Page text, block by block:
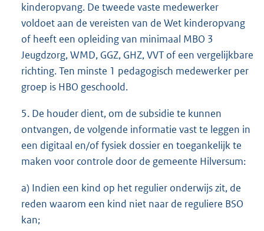
kinderopvang. De tweede vaste medewerker
voldoet aan de vereisten van de Wet kinderopvang
of heeft een opleiding van minimaal MBO 3
Jeugdzorg, WMD, GGZ, GHZ, VVT of een vergelijkbare
richting. Ten minste 1 pedagogisch medewerker per
groep is HBO geschoold.
5. De houder dient, om de subsidie te kunnen
ontvangen, de volgende informatie vast te leggen in
een digitaal en/of fysiek dossier en toegankelijk te
maken voor controle door de gemeente Hilversum:
a) Indien een kind op het regulier onderwijs zit, de
reden waarom een kind niet naar de reguliere BSO
kan;